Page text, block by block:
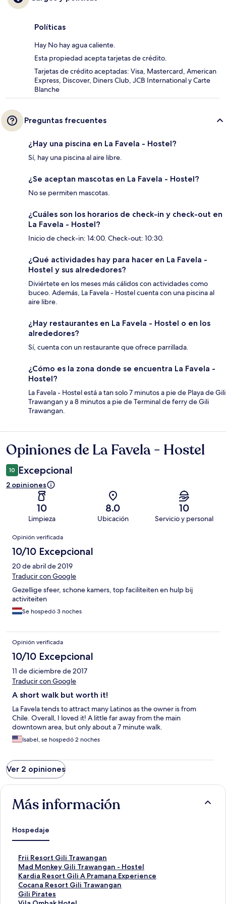
Políticas
Hay No hay agua caliente.
Esta propiedad acepta tarjetas de crédito.
Tarjetas de crédito aceptadas: Visa, Mastercard, American
Express, Discover, Diners Club, JCB International y Carte
Blanche
Preguntas frecuentes
¿Hay una piscina en La Favela - Hostel?
Sí, hay una piscina al aire libre.
¿Se aceptan mascotas en La Favela - Hostel?
No se permiten mascotas.
¿Cuáles son los horarios de check-in y check-out en
La Favela - Hostel?
Inicio de check-in: 14:00. Check-out: 10:30.
¿Qué actividades hay para hacer en La Favela -
Hostel y sus alrededores?
Diviértete en los meses más cálidos con actividades como
buceo. Además, La Favela - Hostel cuenta con una piscina al
aire libre.
¿Hay restaurantes en La Favela - Hostel o en los
alrededores?
Sí, cuenta con un restaurante que ofrece parrillada.
¿Cómo es la zona donde se encuentra La Favela -
Hostel?
La Favela - Hostel está a tan solo 7 minutos a pie de Playa de Gili
Trawangan y a 8 minutos a pie de Terminal de ferry de Gili
Trawangan.
Opiniones
Opiniones de La Favela - Hostel
10 Excepcional
2 opiniones
10
Limpieza
8.0
Ubicación
10
Servicio y personal
Opiniones
Opinión verificada
10/10 Excepcional
20 de abril de 2019
Traducir con Google
Gezellige sfeer, schone kamers, top faciliteiten en hulp bij
activiteiten
Se hospedó 3 noches
Opinión verificada
10/10 Excepcional
11 de diciembre de 2017
Traducir con Google
A short walk but worth it!
La Favela tends to attract many Latinos as the owner is from
Chile. Overall, I loved it! A little far away from the main
downtown area, but only about a 7 minute walk.
Isabel, se hospedó 2 noches
Ver 2 opiniones
Más información
Hospedaje
Frii Resort Gili Trawangan
E
n
l
a
c
Mad Monkey Gili Trawangan - Hostel
E
n
l
a
Kardia Resort Gili A Pramana Experience
E
n
l
Cocana Resort Gili Trawangan
E
n
Gili Pirates
E